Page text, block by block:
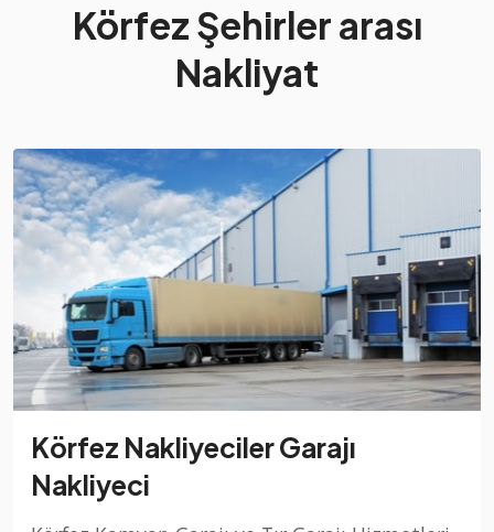
Körfez Şehirler arası
Nakliyat
Körfez Nakliyeciler Garajı
Nakliyeci